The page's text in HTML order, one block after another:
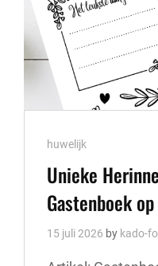
Cat
Links
huwelijk
Unieke
Gastenboek
15 juli 2026 by kado-